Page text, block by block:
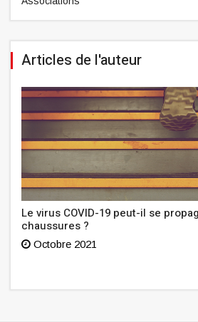
Articles de l'auteur
Le virus COVID-19 peut-il se
chaussures ?
Octobre 2021